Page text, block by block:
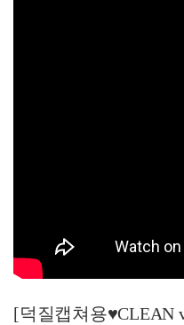
[덕질캡쳐용♥CLEAN